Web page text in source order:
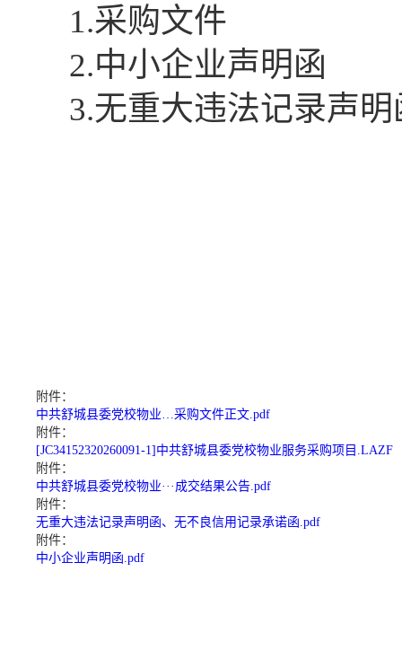
1.采购文件
2.中小企业声明函
3.无重大违法记录声明
附件：
中共舒城县委党校物业…采购文件正文.pdf
附件：
[JC34152320260091-1]中共舒城县委党校物业服务采购项目.LAZF
附件：
中共舒城县委党校物业···成交结果公告.pdf
附件：
无重大违法记录声明函、无不良信用记录承诺函.pdf
附件：
中小企业声明函.pdf